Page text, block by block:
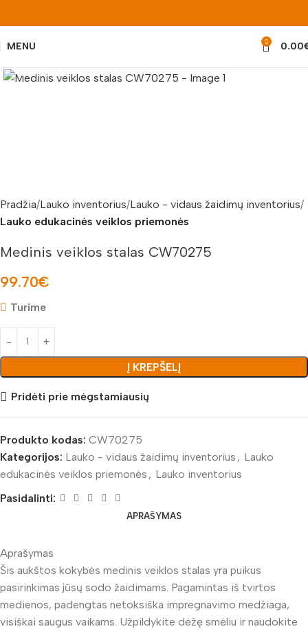
MENU 0 0.00
Pradžia Lauko inventorius Lauko - vidaus žaidimų inventorius
Lauko edukacinės veiklos priemonės
Medinis veiklos stalas CW70275
99.70€
Turime
Į KREPŠELĮ
Pridėti prie mėgstamiausių
Produkto kodas: CW70275
Kategorijos: Lauko - vidaus žaidimų inventorius , Lauko
edukacinės veiklos priemonės , Lauko inventorius
Pasidalinti:
APRAŠYMAS
Aprašymas
Šis aukštos kokybės medinis veiklos stalas yra puikus
pasirinkimas jūsų sodo žaidimams. Pagamintas iš tvirtos
medienos, padengtas netoksiška impregnavimo medžiaga,
visiškai saugus vaikams. Užpildykite dėžę smėliu ir naudokite